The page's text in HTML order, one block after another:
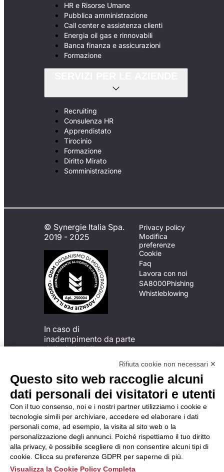
HR e Risorse Umane
Pubblica amministrazione
Call center e assistenza clienti
Energia oil gas e rinnovabili
Banca finanza e assicurazioni
Formazione
Recruiting
Consulenza HR
Apprendistato
Tirocinio
Formazione
Diritto Mirato
Somministrazione
© Synergie Italia Spa.
2019 - 2025
In caso di
inadempimento da parte
della ApL delle
del Codice di Condotta, è
possibile presentare un
reclamo
all’Organismo di
Monitoraggio utilizzando
una delle modalità
descritte al seguente
indirizzo web
https://odm-
agenzielavoro.it/reclami/.
Privacy policy
Modifica
preferenze
Cookie
Faq
Lavora con noi
SA8000Phishing
Whistleblowing
Rifiuta cookie non necessari ✕
Questo sito web raccoglie alcuni
dati personali dei visitatori e utenti
Con il tuo consenso, noi e i nostri partner utilizziamo i cookie e
tecnologie simili per archiviare, accedere ed elaborare i dati
personali come, ad esempio, la visita al sito web o la
personalizzazione degli annunci. Poiché rispettiamo il tuo diritto
alla privacy, è possibile scegliere di non consentire alcuni tipi di
cookie. Clicca su preferenze GDPR per saperne di più.
Visualizza la Cookie Policy Completa